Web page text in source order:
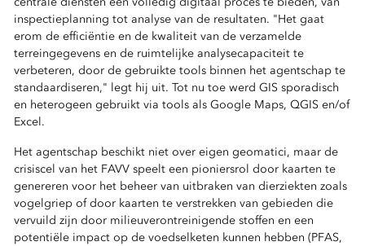
inspectieplanning tot analyse van de resultaten. "Het gaat
erom de efficiëntie en de kwaliteit van de verzamelde
terreingegevens en de ruimtelijke analysecapaciteit te
verbeteren, door de gebruikte tools binnen het agentschap te
standaardiseren," legt hij uit. Tot nu toe werd GIS sporadisch
en heterogeen gebruikt via tools als Google Maps, QGIS en/of
Excel.
Het agentschap beschikt niet over eigen geomatici, maar de
crisiscel van het FAVV speelt een pioniersrol door kaarten te
genereren voor het beheer van uitbraken van dierziekten zoals
vogelgriep of door kaarten te verstrekken van gebieden die
vervuild zijn door milieuverontreinigende stoffen en een
potentiële impact op de voedselketen kunnen hebben (PFAS,